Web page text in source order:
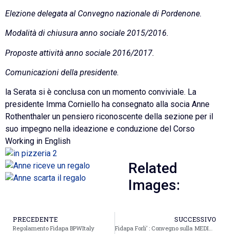
Elezione delegata al Convegno nazionale di Pordenone.
Modalità di chiusura anno sociale 2015/2016.
Proposte attività anno sociale 2016/2017.
Comunicazioni della presidente.
la Serata si è conclusa con un momento conviviale. La
presidente Imma Corniello ha consegnato alla socia Anne
Rothenthaler un pensiero riconoscente della sezione per il
suo impegno nella ideazione e conduzione del Corso
Working in English
Related
Images:
PRECEDENTE
Regolamento Fidapa BPWItaly
SUCCESSIVO
Fidapa Forli’ : Convegno sulla MEDICINA DI GENERE IN ONCOLOGIA,